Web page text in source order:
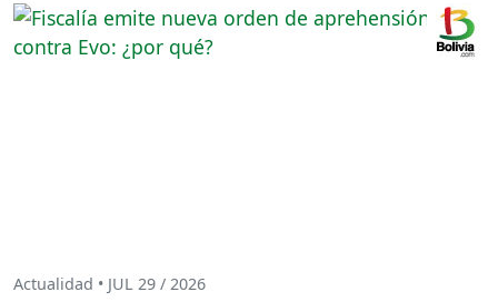
Actualidad • JUL 29 / 2026